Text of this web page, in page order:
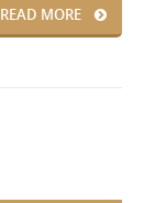
READ MORE